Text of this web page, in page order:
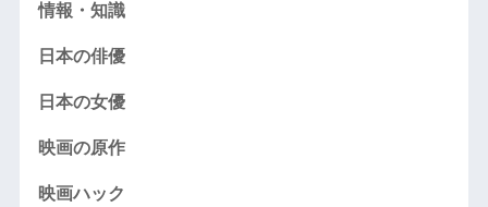
情報・知識
日本の俳優
日本の女優
映画の原作
映画ハック